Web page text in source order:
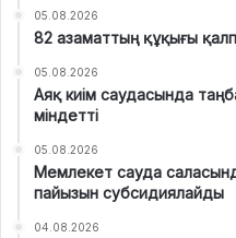
05.08.2026
82 азаматтың құқығы
05.08.2026
Аяқ киім саудасында
міндетті
05.08.2026
Мемлекет сауда
пайызын субсидиялайды
04.08.2026